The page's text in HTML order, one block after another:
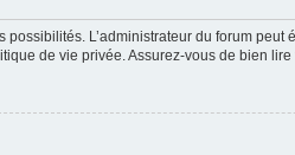
L’administrateur du forum
de vie privée. Assurez-vous de bien lire